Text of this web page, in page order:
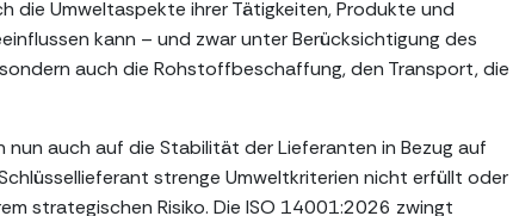
die Umweltaspekte ihrer Tätigkeiten, Produkte und
kann – und zwar unter Berücksichtigung des
auch die Rohstoffbeschaffung, den Transport, die
auch auf die Stabilität der Lieferanten in Bezug auf
strenge Umweltkriterien nicht erfüllt oder
strategischen Risiko. Die ISO 14001:2026 zwingt